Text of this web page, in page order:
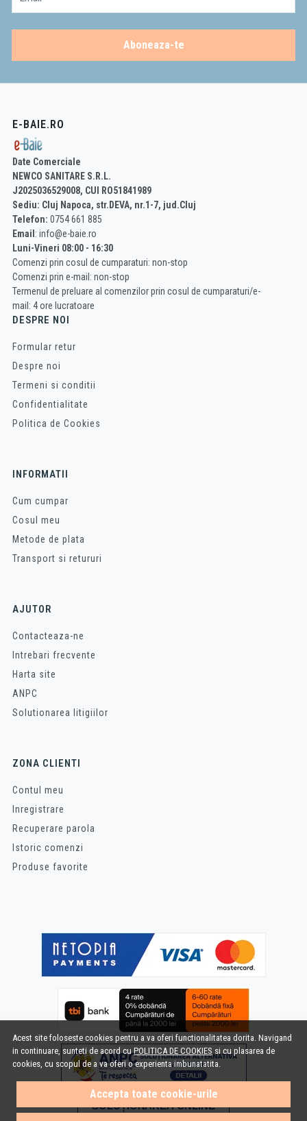
Acest site foloseste cookies pentru a va oferi functionalitatea dorita. Navigand
in continuare, sunteti de acord cuPOLITICA DE COOKIES si cu plasarea de
cookies, cu scopul de a va oferi o experienta imbunatatita.
Accepta toate cookie-urile
Aboneaza-te
E-BAIE.RO
Date Comerciale
NEWCO SANITARE S.R.L.
J2025036529008, CUI RO51841989
Sediu: Cluj Napoca, str.DEVA, nr.1-7, jud.Cluj
Telefon: 0754 661 885
Email : info@e-baie.ro
Luni-Vineri 08:00 - 16:30
Comenzi prin cosul de cumparaturi: non-stop
Comenzi prin e-mail: non-stop
Termenul de preluare al comenzilor prin cosul de cumparaturi/e-
mail: 4 ore lucratoare
DESPRE NOI
Formular retur
Despre noi
Termeni si conditii
Confidentialitate
Politica de Cookies
INFORMATII
Cum cumpar
Cosul meu
Metode de plata
Transport si retururi
AJUTOR
Contacteaza-ne
Intrebari frecvente
Harta site
ANPC
Solutionarea litigiilor
ZONA CLIENTI
Contul meu
Inregistrare
Recuperare parola
Istoric comenzi
Produse favorite